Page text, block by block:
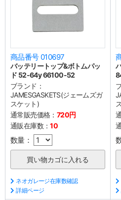
商品番号 010697
バッテリートップ&ボトムパッ
ド 52-64y 66100-52
ブランド：
JAMESGASKETS(ジェームズガ
スケット)
通常販売価格： 720円
通販在庫数：10
数量：
ネオガレージ在庫数確認
詳細ページ